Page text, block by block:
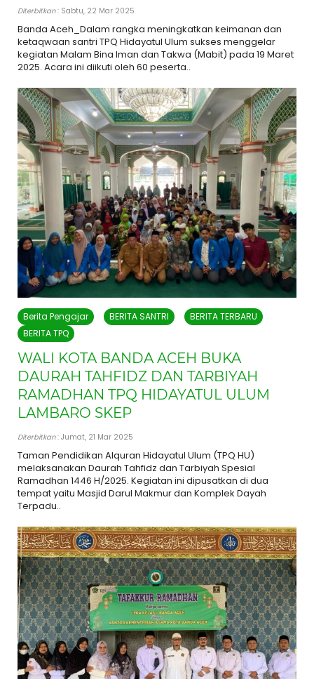
Diterbitkan: Sabtu, 22 Mar 2025
Banda Aceh_Dalam rangka meningkatkan keimanan dan
ketaqwaan santri TPQ Hidayatul Ulum sukses menggelar
kegiatan Malam Bina Iman dan Takwa (Mabit) pada 19 Maret
2025. Acara ini diikuti oleh 60 peserta..
Berita Pengajar BERITA SANTRI
BERITA TERBARU
BERITA TPQ
WALI KOTA BANDA ACEH BUKA
DAURAH TAHFIDZ DAN TARBIYAH
RAMADHAN TPQ HIDAYATUL ULUM
LAMBARO SKEP
Diterbitkan: Jumat, 21 Mar 2025
Taman Pendidikan Alquran Hidayatul Ulum (TPQ HU)
melaksanakan Daurah Tahfidz dan Tarbiyah Spesial
Ramadhan 1446 H/2025. Kegiatan ini dipusatkan di dua
tempat yaitu Masjid Darul Makmur dan Komplek Dayah
Terpadu..